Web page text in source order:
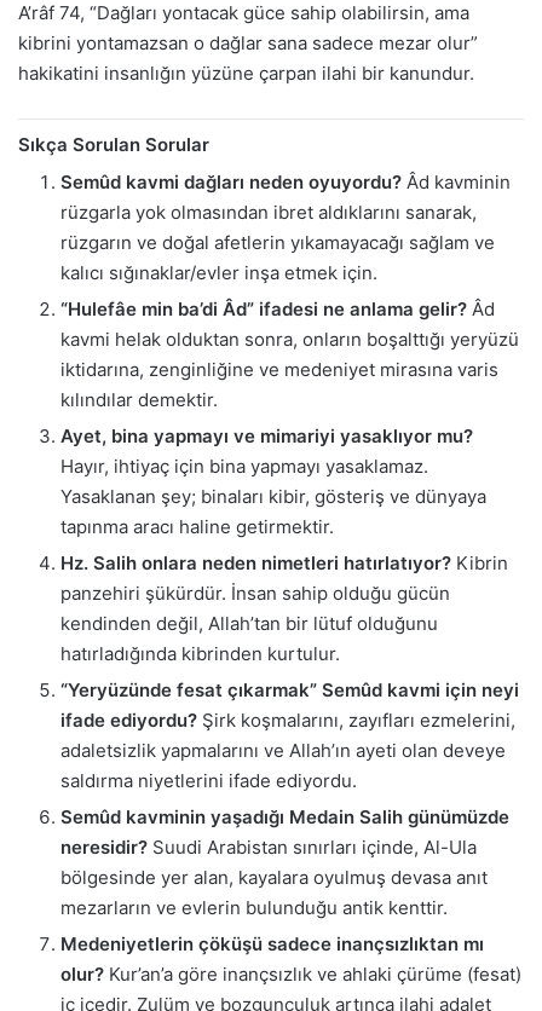
A’râf 74, “Dağları yontacak güce sahip olabilirsin, ama
kibrini yontamazsan o dağlar sana sadece mezar olur”
hakikatini insanlığın yüzüne çarpan ilahi bir kanundur.
Sıkça Sorulan Sorular
Semûd kavmi dağları neden oyuyordu? Âd kavminin
rüzgarla yok olmasından ibret aldıklarını sanarak,
rüzgarın ve doğal afetlerin yıkamayacağı sağlam ve
kalıcı sığınaklar/evler inşa etmek için.
“Hulefâe min ba’di Âd” ifadesi ne anlama gelir? Âd
kavmi helak olduktan sonra, onların boşalttığı yeryüzü
iktidarına, zenginliğine ve medeniyet mirasına varis
kılındılar demektir.
Ayet, bina yapmayı ve mimariyi yasaklıyor mu?
Hayır, ihtiyaç için bina yapmayı yasaklamaz.
Yasaklanan şey; binaları kibir, gösteriş ve dünyaya
tapınma aracı haline getirmektir.
Hz. Salih onlara neden nimetleri hatırlatıyor? Kibrin
panzehiri şükürdür. İnsan sahip olduğu gücün
kendinden değil, Allah’tan bir lütuf olduğunu
hatırladığında kibrinden kurtulur.
“Yeryüzünde fesat çıkarmak” Semûd kavmi için neyi
ifade ediyordu? Şirk koşmalarını, zayıfları ezmelerini,
adaletsizlik yapmalarını ve Allah’ın ayeti olan deveye
saldırma niyetlerini ifade ediyordu.
Semûd kavminin yaşadığı Medain Salih günümüzde
neresidir? Suudi Arabistan sınırları içinde, Al-Ula
bölgesinde yer alan, kayalara oyulmuş devasa anıt
mezarların ve evlerin bulunduğu antik kenttir.
Medeniyetlerin çöküşü sadece inançsızlıktan mı
olur? Kur’an’a göre inançsızlık ve ahlaki çürüme (fesat)
iç içedir. Zulüm ve bozgunculuk artınca ilahi adalet